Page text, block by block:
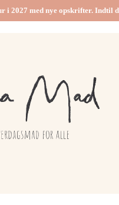
i 2027 med nye opskrifter. Indtil